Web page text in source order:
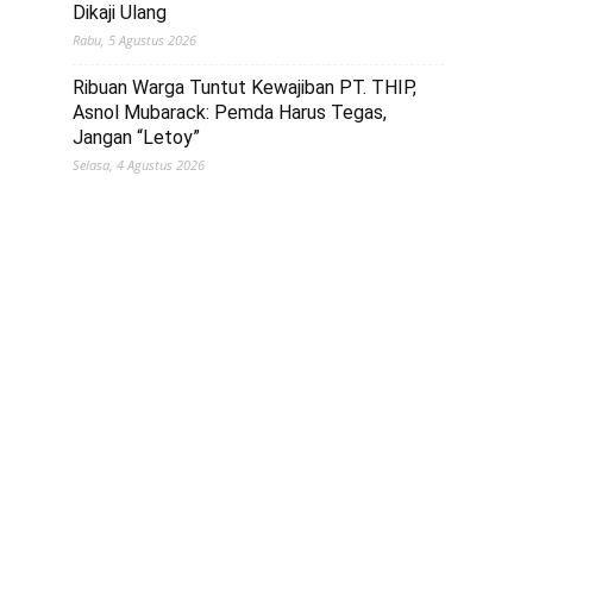
Dikaji Ulang
Rabu, 5 Agustus 2026
Ribuan Warga Tuntut Kewajiban PT. THIP,
Asnol Mubarack: Pemda Harus Tegas,
Jangan “Letoy”
Selasa, 4 Agustus 2026